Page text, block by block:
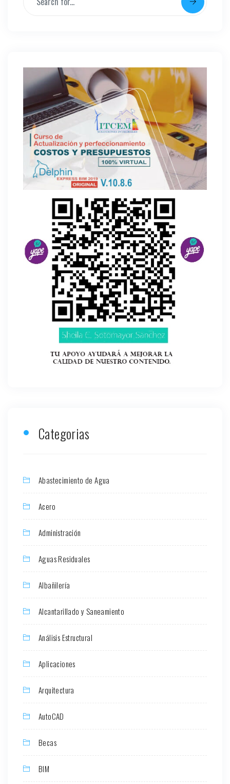
Categorias
Abastecimiento de Agua
Acero
Administración
Aguas Residuales
Albañilería
Alcantarillado y Saneamiento
Análisis Estructural
Aplicaciones
Arquitectura
AutoCAD
Becas
BIM